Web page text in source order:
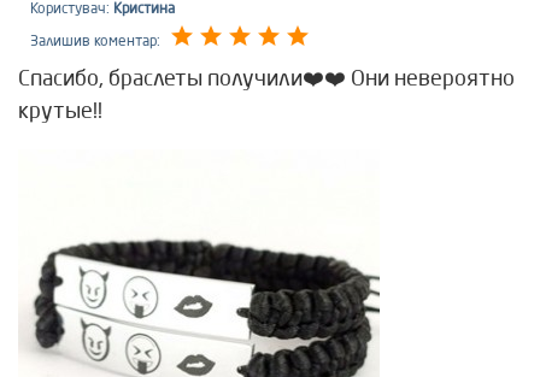
Користувач: Кристина
Залишив коментар:
Спасибо, браслеты получили❤️❤️ Они невероятно
крутые!!